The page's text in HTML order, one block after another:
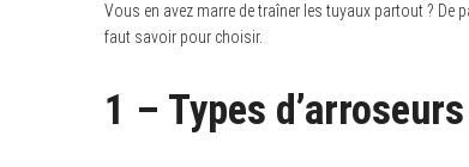
Vous en avez marre de traîner les tuyaux partout ? De
faut savoir pour choisir.
1 – Types